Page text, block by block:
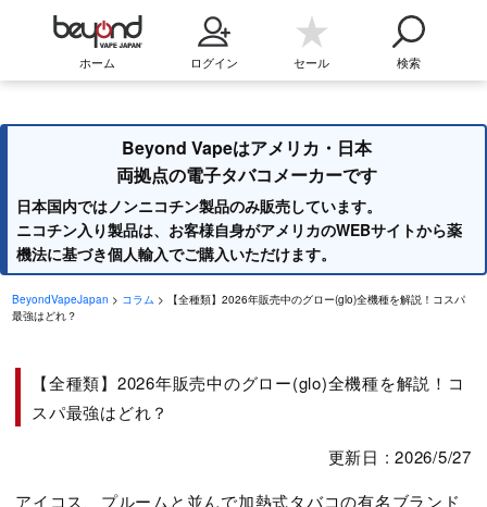
ホーム ログイン セール 検索
Beyond Vapeはアメリカ・日本
両拠点の電子タバコメーカーです
日本国内ではノンニコチン製品のみ販売しています。
ニコチン入り製品は、お客様自身がアメリカのWEBサイトから薬
機法に基づき個人輸入でご購入いただけます。
BeyondVapeJapan > コラム > 【全種類】2026年販売中のグロー(glo)全機種を解説！コスパ
最強はどれ？
【全種類】2026年販売中のグロー(glo)全機種を解説！コ
スパ最強はどれ？
更新日 : 2026/5/27
アイコス、プルームと並んで加熱式タバコの有名ブランド